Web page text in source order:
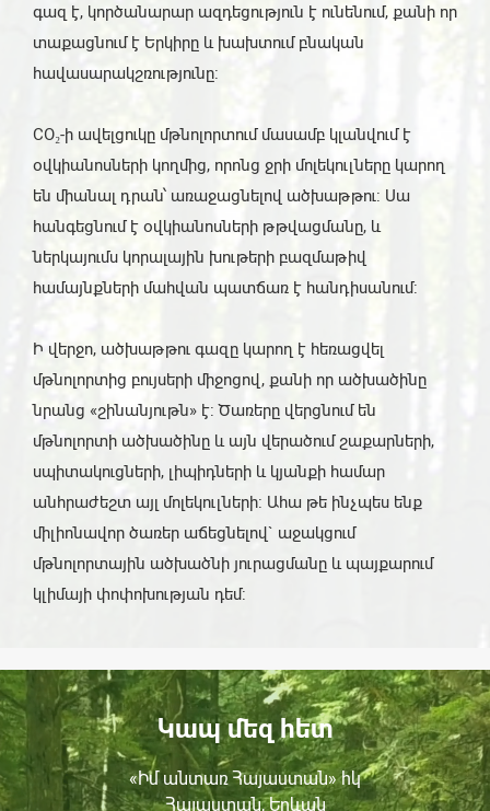
գազ է, կործանարար ազդեցություն է ունենում, քանի որ
տաքացնում է Երկիրը և խախտում բնական
հավասարակշռությունը:
CO₂-ի ավելցուկը մթնոլորտում մասամբ կլանվում է
օվկիանոսների կողմից, որոնց ջրի մոլեկուլները կարող
են միանալ դրան՝ առաջացնելով ածխաթթու: Սա
հանգեցնում է օվկիանոսների թթվացմանը, և
ներկայումս կորալային խութերի բազմաթիվ
համայնքների մահվան պատճառ է հանդիսանում:
Ի վերջո, ածխաթթու գազը կարող է հեռացվել
մթնոլորտից բույսերի միջոցով, քանի որ ածխածինը
նրանց «շինանյութն» է: Ծառերը վերցնում են
մթնոլորտի ածխածինը և այն վերածում շաքարների,
սպիտակուցների, լիպիդների և կյանքի համար
անհրաժեշտ այլ մոլեկուլների: Ահա թե ինչպես ենք
միլիոնավոր ծառեր աճեցնելով` աջակցում
մթնոլորտային ածխածնի յուրացմանը և պայքարում
կլիմայի փոփոխության դեմ:
Կապ մեզ հետ
«Իմ անտառ Հայաստան» հկ
Հայաստան, Երևան